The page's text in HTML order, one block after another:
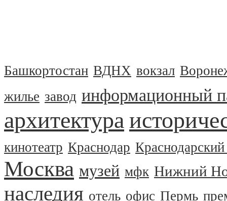
Башкортостан ВДНХ вокзал
жилье завод информационный
архитектура
кинотеатр Краснодар
Москва музей мфк Нижний
наследия отель офис Пермь